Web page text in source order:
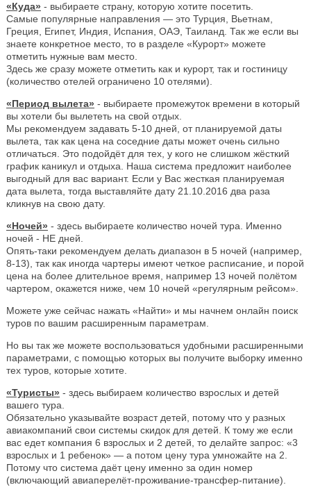
«Куда» - выбираете страну, которую хотите посетить.
Самые популярные направления — это Турция, Вьетнам,
Греция, Египет, Индия, Испания, ОАЭ, Таиланд. Так же если вы
знаете конкретное место, то в разделе «Курорт» можете
отметить нужные вам место.
Здесь же сразу можете отметить как и курорт, так и гостиницу
(количество отелей ограничено 10 отелями).
«Период вылета» - выбираете промежуток времени в который
вы хотели бы вылететь на свой отдых.
Мы рекомендуем задавать 5-10 дней, от планируемой даты
вылета, так как цена на соседние даты может очень сильно
отличаться. Это подойдёт для тех, у кого не слишком жёсткий
график каникул и отдыха. Наша система предложит наиболее
выгодный для вас вариант. Если у Вас жесткая планируемая
дата вылета, тогда выставляйте дату 21.10.2016 два раза
кликнув на свою дату.
«Ночей» - здесь выбираете количество ночей тура. Именно
ночей - НЕ дней.
Опять-таки рекомендуем делать диапазон в 5 ночей (например,
8-13), так как иногда чартеры имеют четкое расписание, и порой
цена на более длительное время, например 13 ночей полётом
чартером, окажется ниже, чем 10 ночей «регулярным рейсом».
Можете уже сейчас нажать «Найти» и мы начнем онлайн поиск
туров по вашим расширенным параметрам.
Но вы так же можете воспользоваться удобными расширенными
параметрами, с помощью которых вы получите выборку именно
тех туров, которые хотите.
«Туристы» - здесь выбираем количество взрослых и детей
вашего тура.
Обязательно указывайте возраст детей, потому что у разных
авиакомпаний свои системы скидок для детей. К тому же если
вас едет компания 6 взрослых и 2 детей, то делайте запрос: «3
взрослых и 1 ребенок» — а потом цену тура умножайте на 2.
Потому что система даёт цену именно за один номер
(включающий авиаперелёт-проживание-трансфер-питание).